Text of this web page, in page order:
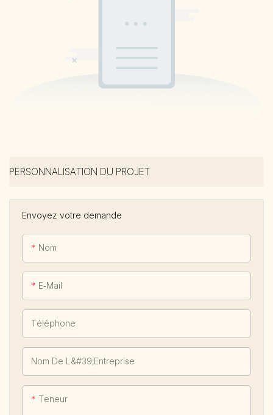
PERSONNALISATION DU PROJET
Envoyez votre demande
Nom
E-Mail
Téléphone
Nom De L&#39;entreprise
Teneur